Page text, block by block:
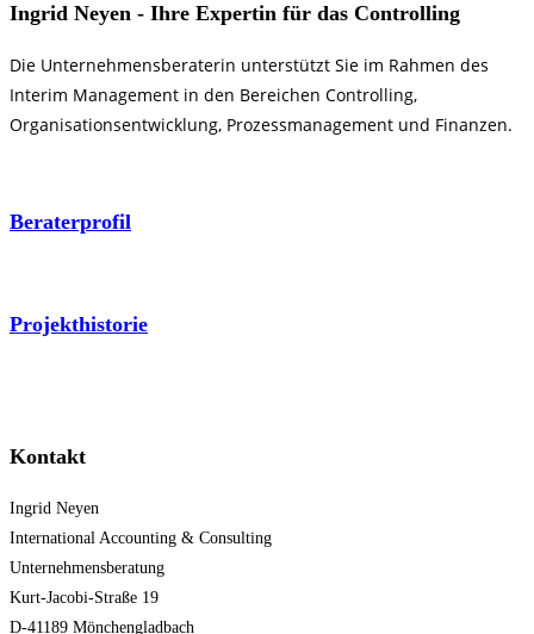
Ingrid Neyen - Ihre Expertin für das Controlling
Die Unternehmensberaterin unterstützt Sie im Rahmen des
Interim Management in den Bereichen Controlling,
Organisationsentwicklung, Prozessmanagement und Finanzen.
Beraterprofil
Projekthistorie
Kontakt
Ingrid Neyen
International Accounting & Consulting
Unternehmensberatung
Kurt-Jacobi-Straße 19
D-41189 Mönchengladbach